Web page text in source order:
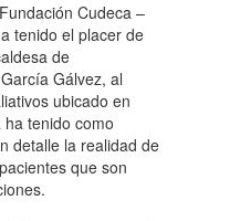
Cudeca –
tenido el placer de
de
Gálvez, al
ubicado en
tenido como
detalle la realidad de
que son